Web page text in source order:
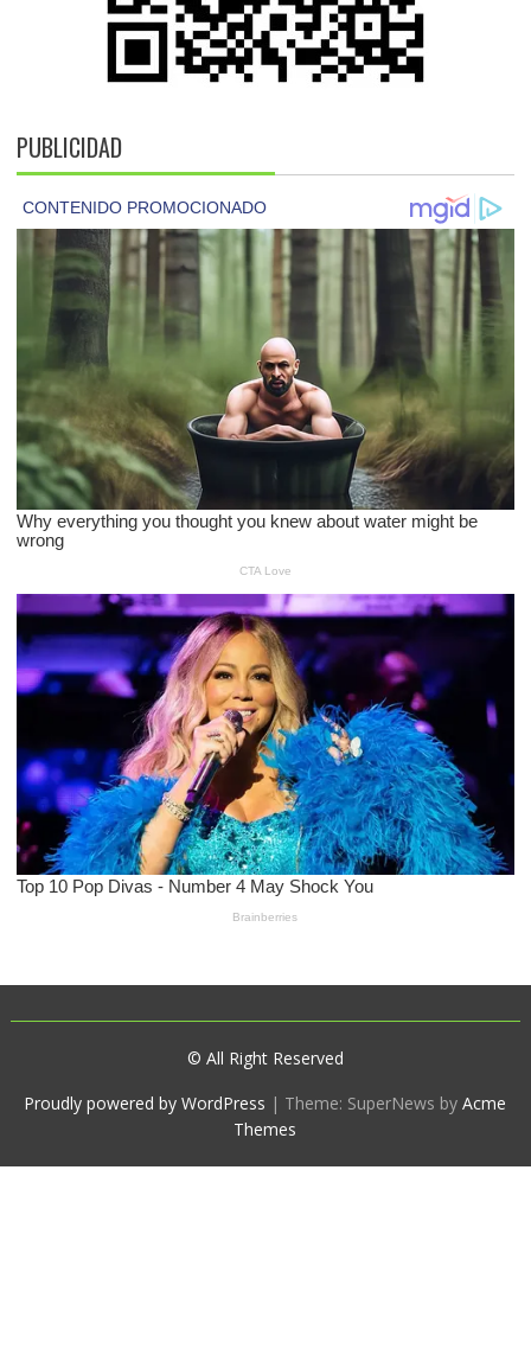
PUBLICIDAD
© All Right Reserved
Proudly powered by WordPress | Theme: SuperNews byAcme
Themes